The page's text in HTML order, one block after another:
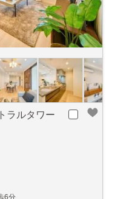
ラルタワー